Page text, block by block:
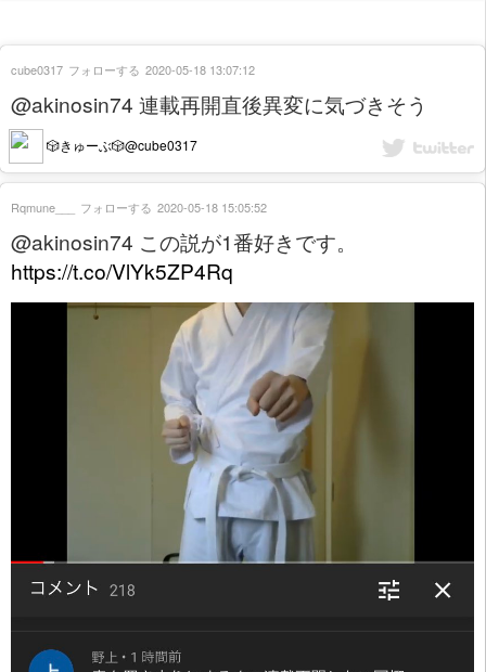
@akinosin74 連載再開直後異変に気づきそう
🎲きゅーぶ🎲@cube0317
cube0317 フォローする 2020-05-18 13:07:12
@akinosin74 この説が1番好きです。
https://t.co/VlYk5ZP4Rq
Rqmune___ フォローする 2020-05-18 15:05:52